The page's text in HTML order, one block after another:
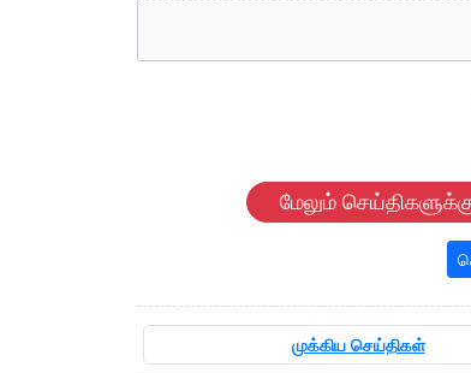
மேலும்
முக்கிய செய்திகள்